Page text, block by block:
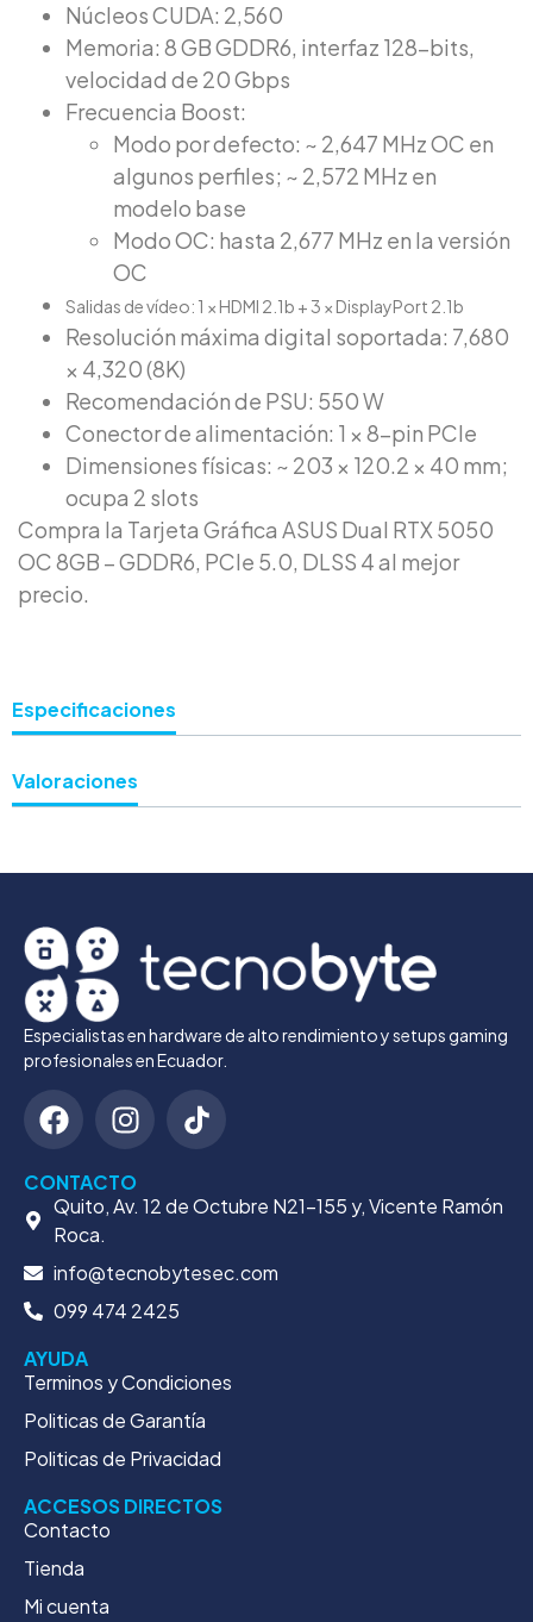
Núcleos CUDA: 2,560
Memoria: 8 GB GDDR6, interfaz 128-bits,
velocidad de 20 Gbps
Frecuencia Boost:
Modo por defecto: ~ 2,647 MHz OC en
algunos perfiles; ~ 2,572 MHz en
modelo base
Modo OC: hasta 2,677 MHz en la versión
OC
Salidas de vídeo: 1 × HDMI 2.1b + 3 × DisplayPort 2.1b
Resolución máxima digital soportada: 7,680
× 4,320 (8K)
Recomendación de PSU: 550 W
Conector de alimentación: 1 × 8-pin PCIe
Dimensiones físicas: ~ 203 × 120.2 × 40 mm;
ocupa 2 slots
Compra la Tarjeta Gráfica ASUS Dual RTX 5050
OC 8GB – GDDR6, PCIe 5.0, DLSS 4 al mejor
precio.
Especificaciones
Valoraciones
Especialistas en hardware de alto rendimiento y setups gaming
profesionales en Ecuador.
CONTACTO
Quito, Av. 12 de Octubre N21-155 y, Vicente Ramón
Roca.
info@tecnobytesec.com
099 474 2425
AYUDA
Terminos y Condiciones
Politicas de Garantía
Politicas de Privacidad
ACCESOS DIRECTOS
Contacto
Tienda
Mi cuenta